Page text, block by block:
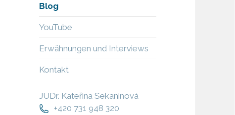
Blog
YouTube
Erwähnungen und Interviews
Kontakt
JUDr. Kateřina Sekaninová
+420 731 948 320